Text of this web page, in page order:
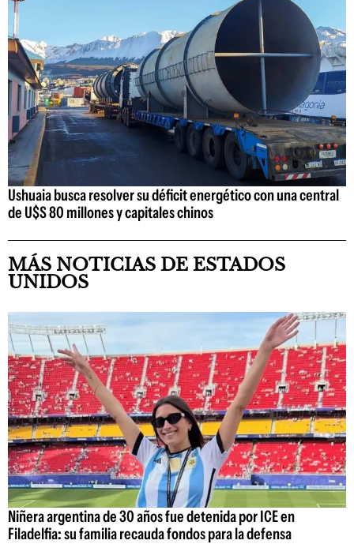
Ushuaia busca resolver su déficit energético con una central
de U$S 80 millones y capitales chinos
MÁS NOTICIAS DE ESTADOS
UNIDOS
Niñera argentina de 30 años fue detenida por ICE en
Filadelfia: su familia recauda fondos para la defensa